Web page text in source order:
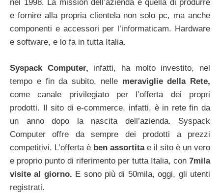
nel 1998. La mission dell’azienda è quella di produrre
e fornire alla propria clientela non solo pc, ma anche
componenti e accessori per l’informaticam. Hardware
e software, e lo fa in tutta Italia.
Syspack Computer, infatti, ha molto investito, nel
tempo e fin da subito, nellemeraviglie della Rete,
come canale privilegiato per l’offerta dei propri
prodotti. Il sito di e-commerce, infatti, è in rete fin da
un anno dopo la nascita dell’azienda. Syspack
Computer offre da sempre dei prodotti a prezzi
competitivi. L’offerta è ben assortita e il sito è un vero
e proprio punto di riferimento per tutta Italia, con 7mila
visite al giorno. E sono più di 50mila, oggi, gli utenti
registrati.